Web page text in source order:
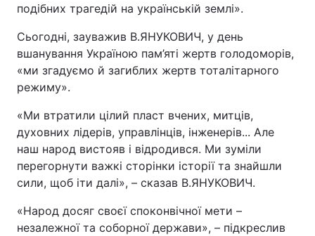
Лонгріди
Відео з Youtube Статті
Інтерв'ю
Архів Вакансії
Контакти
Послуги
подібних трагедій на українській землі».
Сьогодні, зауважив В.ЯНУКОВИЧ, у день
вшанування Україною пам’яті жертв голодоморів,
«ми згадуємо й загиблих жертв тоталітарного
режиму».
«Ми втратили цілий пласт вчених, митців,
духовних лідерів, управлінців, інженерів... Але
наш народ вистояв і відродився. Ми зуміли
перегорнути важкі сторінки історії та знайшли
сили, щоб іти далі», – сказав В.ЯНУКОВИЧ.
«Народ досяг своєї споконвічної мети –
незалежної та соборної держави», – підкреслив